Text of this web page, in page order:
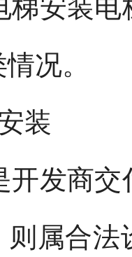
梯安装
况。
装
开发商
则属合